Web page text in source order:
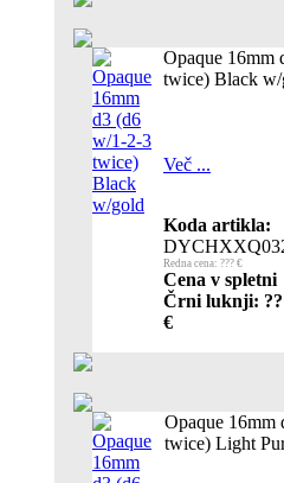
Opaque 16mm
twice) Black
Več ...
Koda artikla:
Redna cena: ??? €
Cena v spletni
Črni luknji:
€
Opaque 16mm
twice) Light